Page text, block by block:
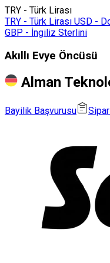
TRY - Türk Lirası
TRY - Türk Lirası USD -
GBP - İngiliz Sterlini
Akıllı Evye Öncüsü
Alman
Bayilik Başvurusu